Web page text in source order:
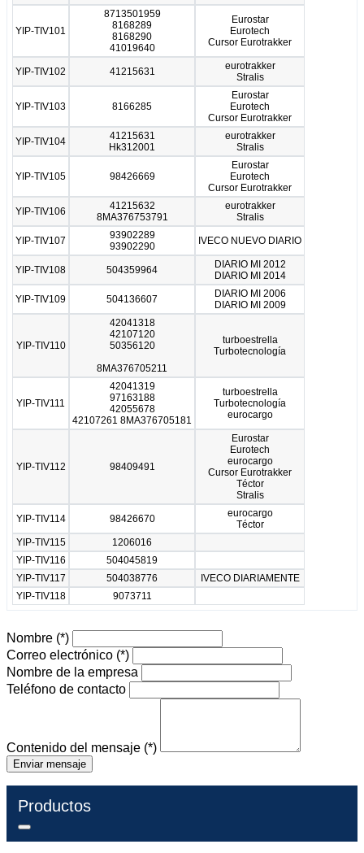
YIP-TIV101
8713501959
8168289
8168290
41019640
Eurostar
Eurotech
Cursor Eurotrakker
YIP-TIV102 41215631
eurotrakker
Stralis
YIP-TIV103 8166285
Eurostar
Eurotech
Cursor Eurotrakker
YIP-TIV104
41215631
Hk312001
eurotrakker
Stralis
YIP-TIV105 98426669
Eurostar
Eurotech
Cursor Eurotrakker
YIP-TIV106
41215632
8MA376753791
eurotrakker
Stralis
YIP-TIV107
93902289
93902290
IVECO NUEVO DIARIO
YIP-TIV108 504359964
DIARIO MI 2012
DIARIO MI 2014
YIP-TIV109 504136607
DIARIO MI 2006
DIARIO MI 2009
YIP-TIV110
42041318
42107120
50356120
8MA376705211
turboestrella
Turbotecnología
YIP-TIV111
42041319
97163188
42055678
42107261 8MA376705181
turboestrella
Turbotecnología
eurocargo
YIP-TIV112 98409491
Eurostar
Eurotech
eurocargo
Cursor Eurotrakker
Téctor
Stralis
YIP-TIV114 98426670
eurocargo
Téctor
YIP-TIV115
1206016
YIP-TIV116
504045819
YIP-TIV117
504038776
IVECO DIARIAMENTE
YIP-TIV118
9073711
Nombre (*)
Correo electrónico (*)
Nombre de la empresa
Teléfono de contacto
Contenido del mensaje (*)
Enviar mensaje
Productos